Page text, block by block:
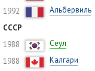
1992
Альбервиль
СССР
1988
Сеул
1988
Калгари